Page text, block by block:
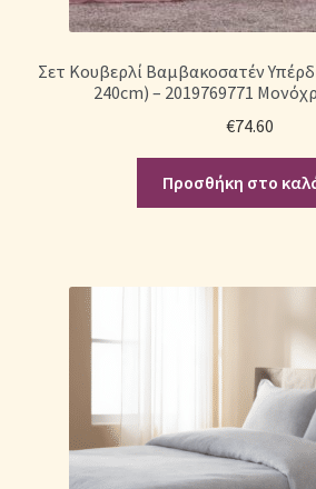
Σετ Κουβερλί Βαμβακοσατέν
240cm) – 2019769771
€74.60
Προσθήκη στο